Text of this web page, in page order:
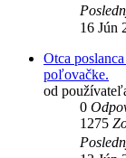
16 Jún
Otca
poľovačke.
od
0
1275